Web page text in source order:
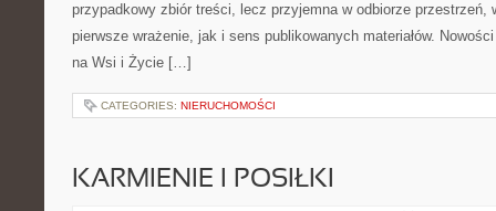
przypadkowy zbiór treści, lecz przyjemna w odbiorze przestrzeń,
pierwsze wrażenie, jak i sens publikowanych materiałów.
na Wsi i Życie […]
CATEGORIES: NIERUCHOMOŚCI
KARMIENIE I POSIŁKI